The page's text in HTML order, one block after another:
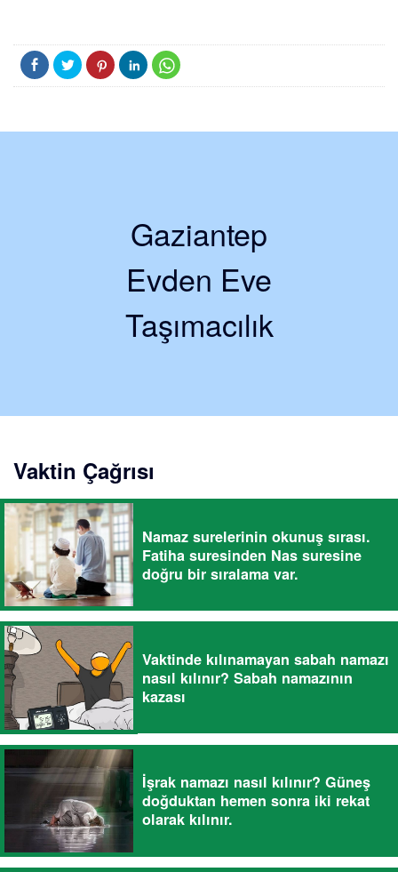
Gaziantep
Evden Eve
Taşımacılık
Vaktin Çağrısı
Namaz surelerinin okunuş sırası.
Fatiha suresinden Nas suresine
doğru bir sıralama var.
Vaktinde kılınamayan sabah namazı
nasıl kılınır? Sabah namazının
kazası
İşrak namazı nasıl kılınır? Güneş
doğduktan hemen sonra iki rekat
olarak kılınır.